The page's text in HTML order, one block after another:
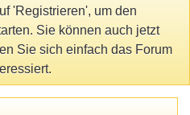
'Registrieren', um den
Sie können auch jetzt
Sie sich einfach das Forum